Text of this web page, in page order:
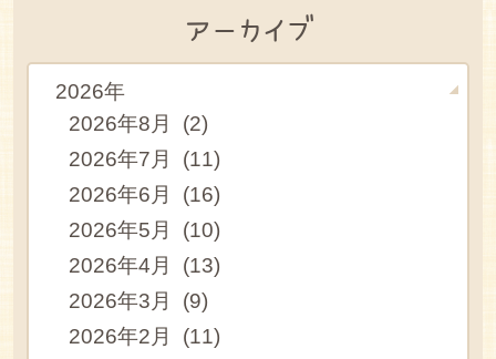
アーカイブ
2026年
2026年8月 (2)
2026年7月 (11)
2026年6月 (16)
2026年5月 (10)
2026年4月 (13)
2026年3月 (9)
2026年2月 (11)